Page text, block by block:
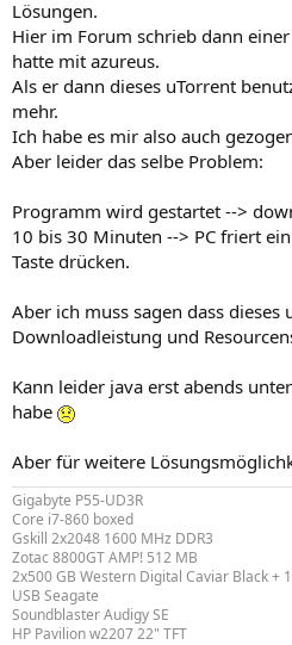
Lösungen.
Hier im Forum schrieb dann
hatte mit azureus.
Als er dann dieses uTorrent
mehr.
Ich habe es mir also auch
Aber leider das selbe Problem:
Programm wird gestartet -->
10 bis 30 Minuten --> PC friert
Taste drücken.
Aber ich muss sagen dass dieses
Downloadleistung und
Kann leider java erst abends
habe
Aber für weitere
Gigabyte P55-UD3R
Core i7-860 boxed
Gskill 2x2048 1600 MHz DDR3
Zotac 8800GT AMP! 512 MB
2x500 GB Western Digital Caviar Black +
USB Seagate
Soundblaster Audigy SE
HP Pavilion w2207 22" TFT